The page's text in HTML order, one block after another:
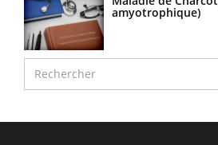
amyotrophique)